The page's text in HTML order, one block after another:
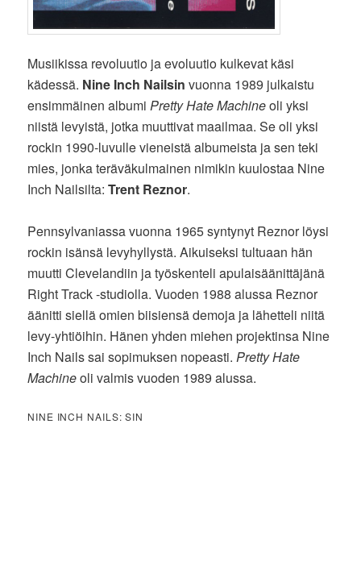
Musiikissa revoluutio ja evoluutio kulkevat käsi
kädessä. Nine Inch Nailsin vuonna 1989 julkaistu
ensimmäinen albumi Pretty Hate Machineoli yksi
niistä levyistä, jotka muuttivat maailmaa. Se oli yksi
rockin 1990-luvulle vieneistä albumeista ja sen teki
mies, jonka teräväkulmainen nimikin kuulostaa Nine
Inch Nailsilta:Trent Reznor.
Pennsylvaniassa vuonna 1965 syntynyt Reznor löysi
rockin isänsä levyhyllystä. Aikuiseksi tultuaan hän
muutti Clevelandiin ja työskenteli apulaisäänittäjänä
Right Track -studiolla. Vuoden 1988 alussa Reznor
äänitti siellä omien biisiensä demoja ja lähetteli niitä
levy-yhtiöihin. Hänen yhden miehen projektinsa Nine
Inch Nails sai sopimuksen nopeasti. Pretty Hate
Machineoli valmis vuoden 1989 alussa.
NINE INCH NAILS: SIN